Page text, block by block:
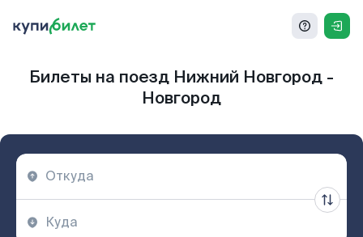
Билеты на поезд Нижний Новгород -
Новгород